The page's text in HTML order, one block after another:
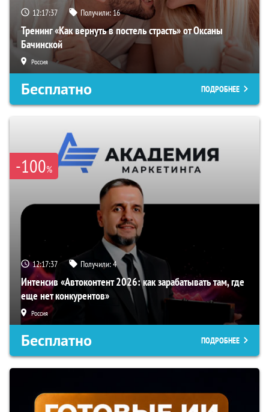
12:17:36 Получили:16
Тренинг «Как вернуть в постель страсть» от Оксаны
Бачинской
Россия
Бесплатно ПОДРОБНЕЕ
-100%
12:17:36 Получили:4
Интенсив «Автоконтент 2026: как зарабатывать там, где
еще нет конкурентов»
Россия
Бесплатно ПОДРОБНЕЕ